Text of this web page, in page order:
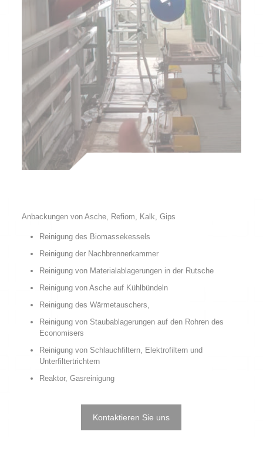
Anbackungen von Asche, Refiom, Kalk, Gips
Reinigung des Biomassekessels
Reinigung der Nachbrennerkammer
Reinigung von Materialablagerungen in der Rutsche
Reinigung von Asche auf Kühlbündeln
Reinigung des Wärmetauschers,
Reinigung von Staubablagerungen auf den Rohren des
Economisers
Reinigung von Schlauchfiltern, Elektrofiltern und
Unterfiltertrichtern
Reaktor, Gasreinigung
Kontaktieren Sie uns